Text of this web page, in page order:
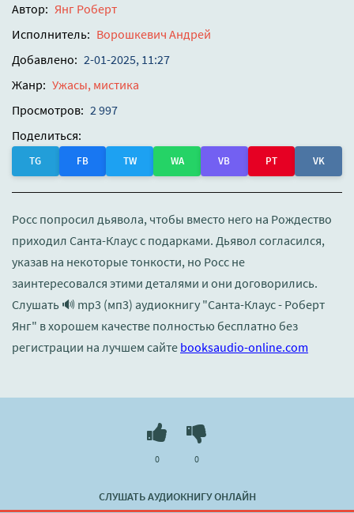
Автор: Янг Роберт
Исполнитель: Ворошкевич Андрей
Добавлено: 2-01-2025, 11:27
Жанр: Ужасы, мистика
Просмотров: 2 997
Поделиться:
TG FB TW WA VB PT VK
Росс попросил дьявола, чтобы вместо него на Рождество
приходил Санта-Клаус с подарками. Дьявол согласился,
указав на некоторые тонкости, но Росс не
заинтересовался этими деталями и они договорились.
Слушать 🔊 mp3 (мп3) аудиокнигу "Санта-Клаус - Роберт
Янг" в хорошем качестве полностью бесплатно без
регистрации на лучшем сайте booksaudio-online.com
СЛУШАТЬ АУДИОКНИГУ ОНЛАЙН
0 0